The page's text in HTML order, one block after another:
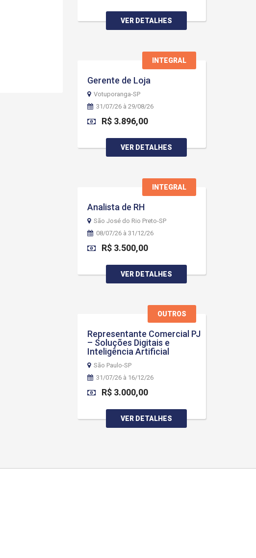
VER DETALHES
INTEGRAL
Gerente de Loja
Votuporanga-SP
31/07/26 à 29/08/26
R$ 3.896,00
VER DETALHES
INTEGRAL
Analista de RH
São José do Rio Preto-SP
08/07/26 à 31/12/26
R$ 3.500,00
VER DETALHES
OUTROS
Representante Comercial PJ
– Soluções Digitais e
Inteligência Artificial
São Paulo-SP
31/07/26 à 16/12/26
R$ 3.000,00
VER DETALHES